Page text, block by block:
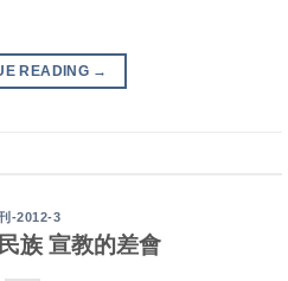
READING →
-2012-3
族 宣教的差會